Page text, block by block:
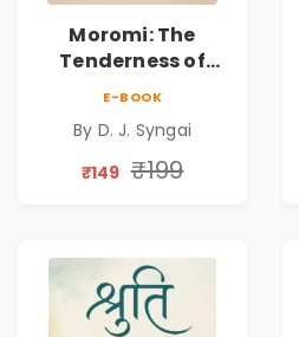
Moromi: The
Tenderness of
Loving Someone |
Collection on
Unrequited Love,
Resilience
E-BOOK
By D. J. Syngai
₹149 ₹199